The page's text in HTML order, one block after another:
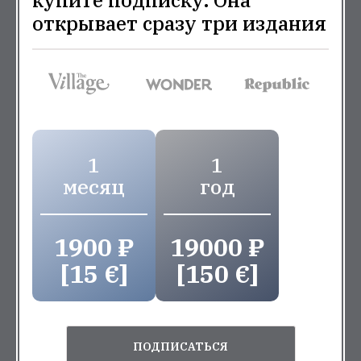
открывает сразу три издания
1
месяц
1900 ₽
[15 €]
1
год
19000 ₽
[150 €]
ПОДПИСАТЬСЯ